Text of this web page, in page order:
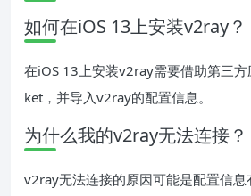
如何在iOS 13上安装v2ray？
在iOS 13上安装v2ray需要借助第三
ket，并导入v2ray的配置信息。
为什么我的v2ray无法连接？
v2ray无法连接的原因可能是配置信息